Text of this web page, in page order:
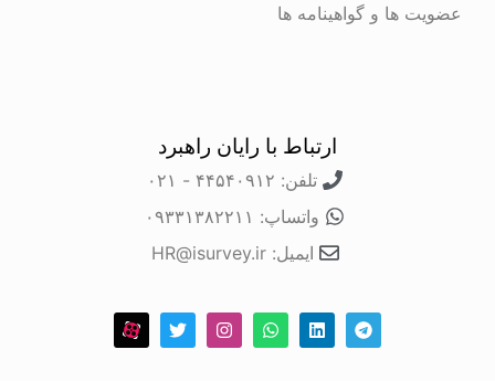
و گواهینامه ها
ارتباط با رایان راهبرد
واتساپ: ۰۹۳۳۱۳۸۲۲۱۱